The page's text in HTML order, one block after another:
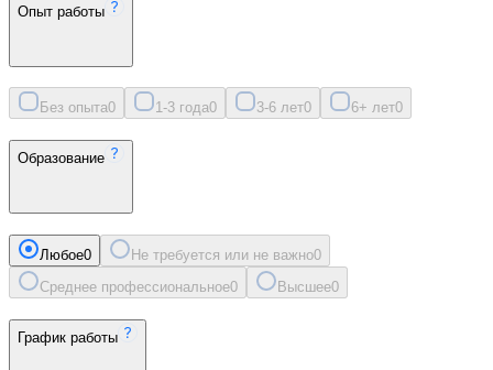
Опыт работы
Без опыта0 1-3 года0 3-6 лет0 6+ лет0
Образование
Любое0 Не требуется или не важно0
Среднее профессиональное0 Высшее0
График работы